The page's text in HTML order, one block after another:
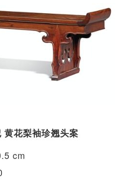
花梨袖珍翘头案
cm